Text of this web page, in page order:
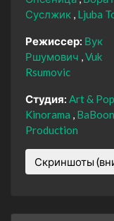
Суслжик Ljuba
Режиссер: Вук
Ршумович Vuk
Rsumovic
Студия: Art &
Kinorama
BaBoon
Production
Скриншоты